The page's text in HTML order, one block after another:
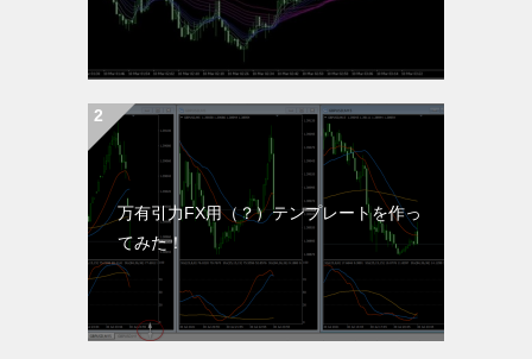
万有引力FX用（？）テンプレートを作っ
てみた！